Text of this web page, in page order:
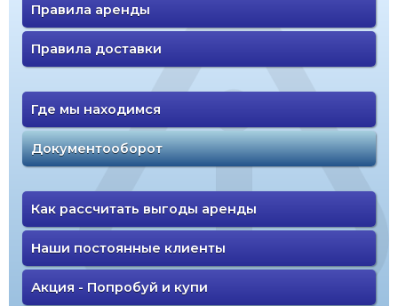
Правила аренды
Правила доставки
Где мы находимся
Документооборот
Как рассчитать выгоды аренды
Наши постоянные клиенты
Акция - Попробуй и купи